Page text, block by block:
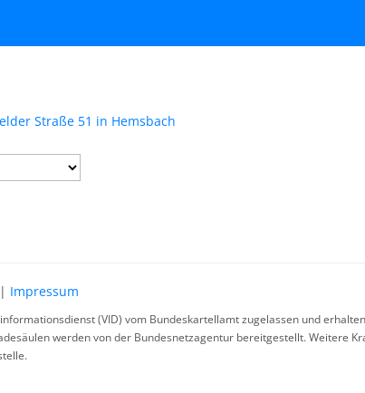
Straße 51 in Hemsbach
| Impressum
(VID) vom Bundeskartellamt zugelassen und
werden von der Bundesnetzagentur bereitgestellt. Weitere